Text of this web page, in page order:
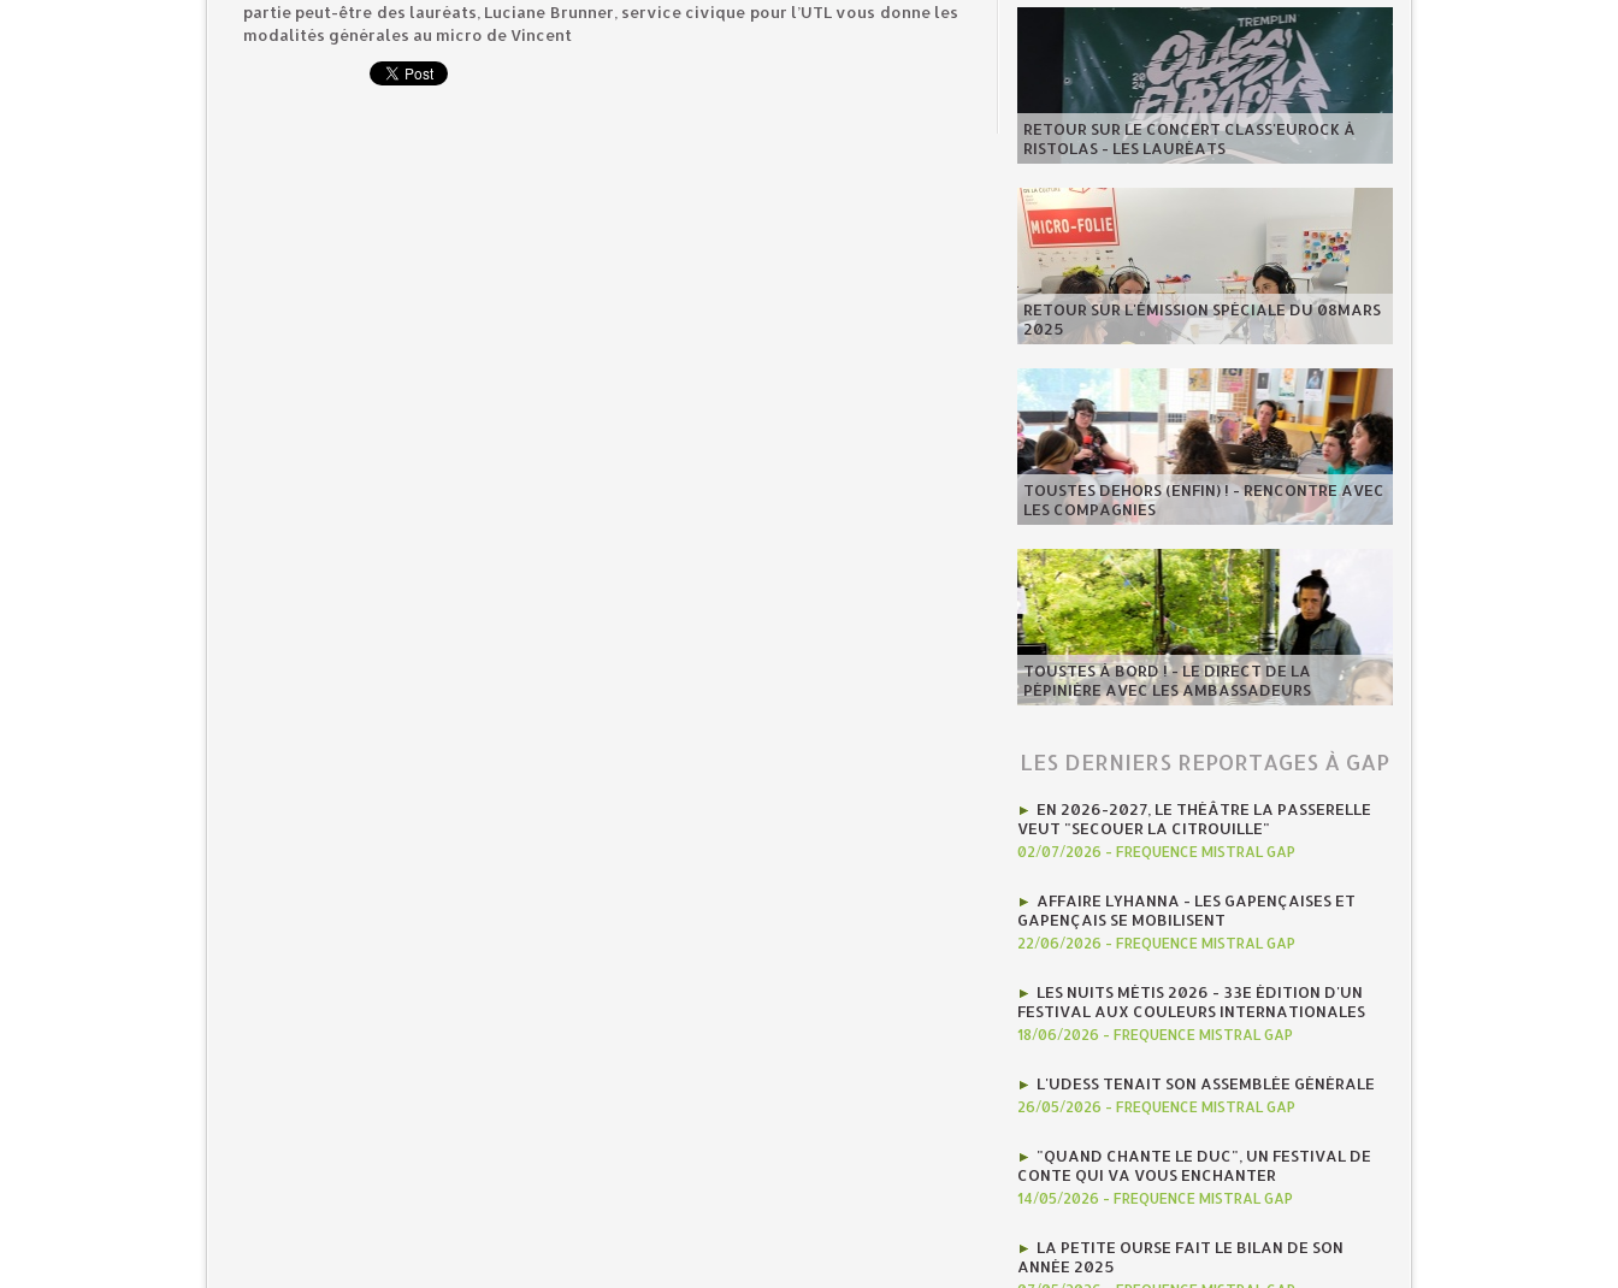
partie peut-être des lauréats, Luciane Brunner, service civique pour l’UTL vous donne les
modalités générales au micro de Vincent
RETOUR SUR LE CONCERT CLASS'EUROCK À
RISTOLAS - LES LAURÉATS
RETOUR SUR L'ÉMISSION SPÉCIALE DU 08MARS
2025
TOUSTES DEHORS (ENFIN) ! - RENCONTRE AVEC
LES COMPAGNIES
TOUSTES À BORD ! - LE DIRECT DE LA
PÉPINIÈRE AVEC LES AMBASSADEURS
LES DERNIERS REPORTAGES À GAP
EN 2026-2027, LE THÉÂTRE LA PASSERELLE
VEUT "SECOUER LA CITROUILLE"
02/07/2026 - FREQUENCE MISTRAL GAP
AFFAIRE LYHANNA - LES GAPENÇAISES ET
GAPENÇAIS SE MOBILISENT
22/06/2026 - FREQUENCE MISTRAL GAP
LES NUITS MÉTIS 2026 - 33E ÉDITION D'UN
FESTIVAL AUX COULEURS INTERNATIONALES
18/06/2026 - FREQUENCE MISTRAL GAP
L'UDESS TENAIT SON ASSEMBLÉE GÉNÉRALE
26/05/2026 - FREQUENCE MISTRAL GAP
"QUAND CHANTE LE DUC", UN FESTIVAL DE
CONTE QUI VA VOUS ENCHANTER
14/05/2026 - FREQUENCE MISTRAL GAP
LA PETITE OURSE FAIT LE BILAN DE SON
ANNÉE 2025